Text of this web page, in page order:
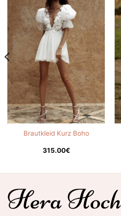
Brautkleid Kurz Boho
315.00€